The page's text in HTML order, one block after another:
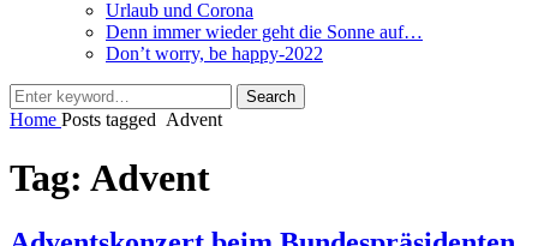
Urlaub und Corona
Denn immer wieder geht die Sonne auf…
Don’t worry, be happy-2022
Search
for:
Search
Home Posts tagged Advent
Tag: Advent